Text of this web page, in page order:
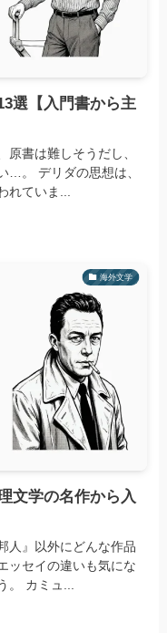
選【入門書から主
書は難しそうだし、
…。 デリダの思想は、
れていま...
海外文学
文学の名作から入
人』以外にどんな作品
ッセイの違いも気にな
。 カミュ...